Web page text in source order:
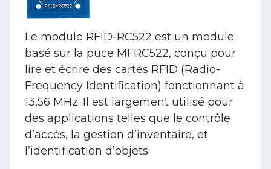
Le module RFID-RC522 est un module
basé sur la puce MFRC522, conçu pour
lire et écrire des cartes RFID (Radio-
Frequency Identification) fonctionnant à
13,56 MHz. Il est largement utilisé pour
des applications telles que le contrôle
d’accès, la gestion d’inventaire, et
l’identification d’objets.